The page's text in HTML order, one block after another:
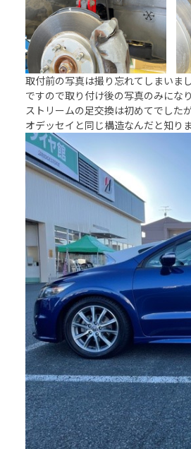
取付前の写真は撮り忘れてしまいま
ですので取り付け後の写真のみになり
ストリームの足交換は初めてでした
オデッセイと同じ構造なんだと知り